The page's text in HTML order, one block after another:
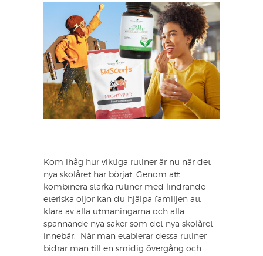
Kom ihåg hur viktiga rutiner är nu när det
nya skolåret har börjat. Genom att
kombinera starka rutiner med lindrande
eteriska oljor kan du hjälpa familjen att
klara av alla utmaningarna och alla
spännande nya saker som det nya skolåret
innebär. När man etablerar dessa rutiner
bidrar man till en smidig övergång och